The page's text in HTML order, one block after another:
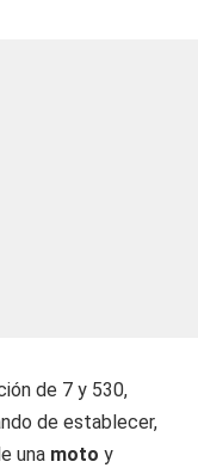
de 7 y 530,
de establecer,
una moto y